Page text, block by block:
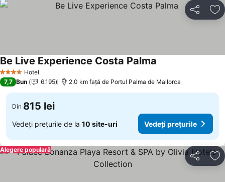
Distribuiți
4 Stele Hotel
Be Live Experience Costa Palma
7,7 Bun 6.195 2.0 km faţă de Portul Palma de Mallorca
Din 815 lei
Vedeți prețurile de la 10 site-uri Vedeți prețurile
Distribuiți
Alegere populară